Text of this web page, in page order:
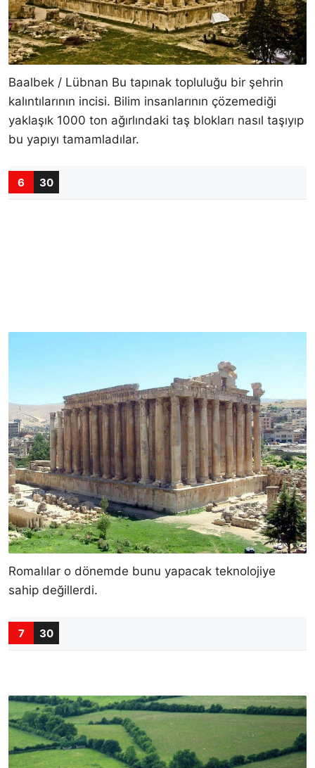
Baalbek / Lübnan Bu tapınak topluluğu bir şehrin
kalıntılarının incisi. Bilim insanlarının çözemediği
yaklaşık 1000 ton ağırlındaki taş blokları nasıl taşıyıp
bu yapıyı tamamladılar.
6 30
Romalılar o dönemde bunu yapacak teknolojiye
sahip değillerdi.
7 30